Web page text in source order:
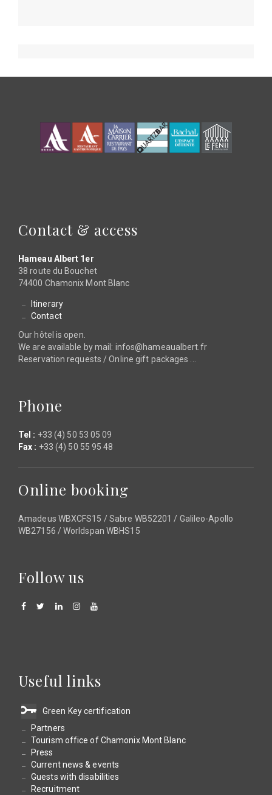
Contact & access
Hameau Albert 1er
38 route du Bouchet
74400 Chamonix Mont Blanc
Itinerary
Contact
Our hôtel is open.
We are available by mail: infos@hameaualbert.fr
Reservation requests / Online gift packages ...
Phone
Tel : +33 (4) 50 53 05 09
Fax : +33 (4) 50 55 95 48
Online booking
Amadeus WBXCFS15 / Sabre WB52201 / Galileo-Apollo
WB27156 / Worldspan WBHS15
Follow us
Useful links
Green Key certification
Partners
Tourism office of Chamonix Mont Blanc
Press
Current news & events
Guests with disabilities
Recruitment